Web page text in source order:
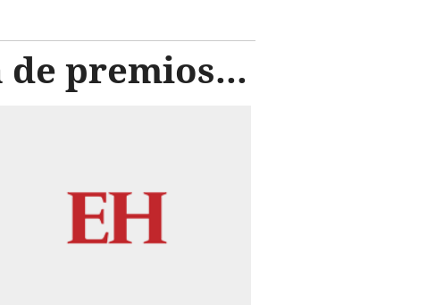
premios...